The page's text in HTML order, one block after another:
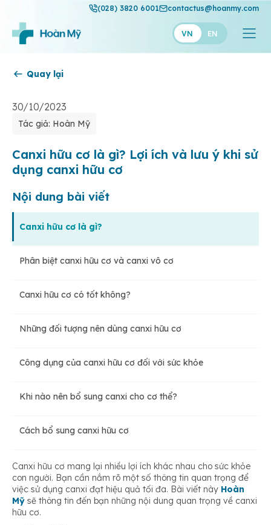
(028) 3820 6001 contactus@hoanmy.com
VN EN
Thuận Mỹ
Quay lại
30/10/2023
Tác giả: Hoàn Mỹ
Canxi hữu cơ là gì? Lợi ích và lưu ý khi sử
dụng canxi hữu cơ
Nội dung bài viết
Canxi hữu cơ là gì?
Phân biệt canxi hữu cơ và canxi vô cơ
Canxi hữu cơ có tốt không?
Những đối tượng nên dùng canxi hữu cơ
Công dụng của canxi hữu cơ đối với sức khỏe
Khi nào nên bổ sung canxi cho cơ thể?
Cách bổ sung canxi hữu cơ
Canxi hữu cơ mang lại nhiều lợi ích khác nhau cho sức khỏe
con người. Bạn cần nắm rõ một số thông tin quan trọng để
việc sử dụng canxi đạt hiệu quả tối đa. Bài viết này Hoàn
Mỹ sẽ thông tin đến bạn những nội dung quan trọng về canxi
hữu cơ.